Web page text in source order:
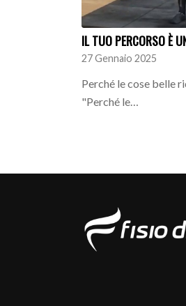
IL TUO PERCORSO È
27 Gennaio 2025
Perché le cose belle
"Perché le…